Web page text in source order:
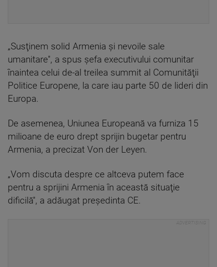
„Susţinem solid Armenia şi nevoile sale
umanitare'', a spus şefa executivului comunitar
înaintea celui de-al treilea summit al Comunităţii
Politice Europene, la care iau parte 50 de lideri din
Europa.
De asemenea, Uniunea Europeană va furniza 15
milioane de euro drept sprijin bugetar pentru
Armenia, a precizat Von der Leyen.
„Vom discuta despre ce altceva putem face
pentru a sprijini Armenia în această situaţie
dificilă'', a adăugat preşedinta CE.